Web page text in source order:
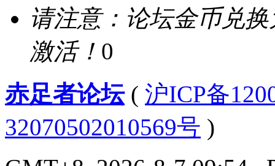
请注意：论坛金币兑
激活！ 0
赤足者论坛( 沪ICP备
32070502010569号 )